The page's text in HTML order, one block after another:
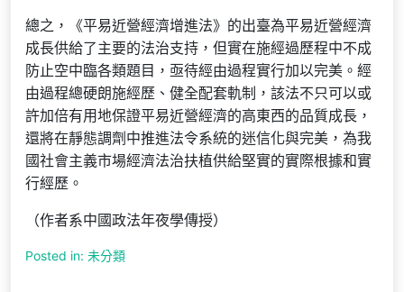
總之，《平易近營經濟增進法》的出臺為平易近營經濟
成長供給了主要的法治支持，但實在施經過歷程中不成
防止空中臨各類題目，亟待經由過程實行加以完美。經
由過程總硬朗施經歷、健全配套軌制，該法不只可以或
許加倍有用地保證平易近營經濟的高東西的品質成長，
還將在靜態調劑中推進法令系統的迷信化與完美，為我
國社會主義市場經濟法治扶植供給堅實的實際根據和實
行經歷。
（作者系中國政法年夜學傳授）
Posted in: 未分類